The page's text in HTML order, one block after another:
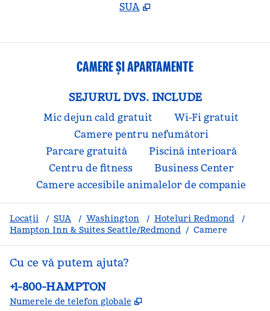
SUA
CAMERE ȘI APARTAMENTE
SEJURUL DVS. INCLUDE
Mic dejun cald gratuit
Wi-Fi gratuit
Camere pentru nefumători
Parcare gratuită
Piscină interioară
Centru de fitness
Business Center
Camere accesibile animalelor de companie
Locații / SUA / Washington / Hoteluri Redmond
/
Hampton Inn & Suites Seattle/Redmond / Camere
Cu ce vă putem ajuta?
Telefon:
+1-800-HAMPTON
Numerele de telefon globale ,